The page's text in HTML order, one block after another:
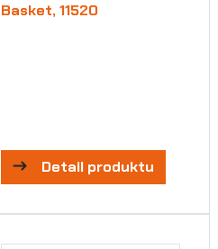
Basket, 11520
Detail produktu